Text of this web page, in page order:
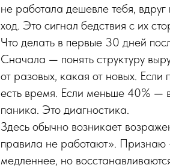
не работала дешевле тебя,
ход. Это сигнал бедствия с их
Что делать в первые 30 дней
Сначала — понять структуру
от разовых, какая от новых.
есть время. Если меньше 40% —
паника. Это диагностика.
Здесь обычно возникает
правила не работают».
медленнее, но